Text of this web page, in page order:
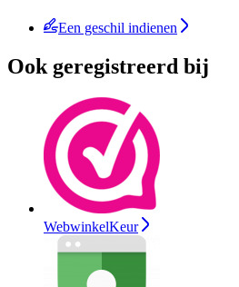
Een geschil indienen
Ook geregistreerd bij
WebwinkelKeur